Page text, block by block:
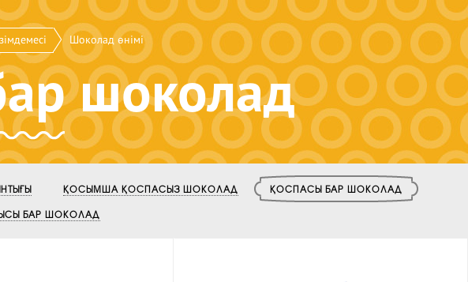
Шоколад өнімі
шоколад
ҚОСЫМША ҚОСПАСЫЗ ШОКОЛАД
ҚОСПАСЫ БАР ШОКОЛАД
БАР ШОКОЛАД